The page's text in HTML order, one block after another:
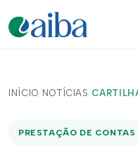
INÍCIO/ NOTÍCIAS /
PRESTAÇÃO DE CONTAS